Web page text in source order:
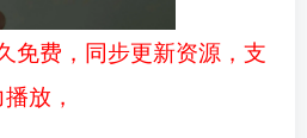
免费，同步更新资源，支
放，